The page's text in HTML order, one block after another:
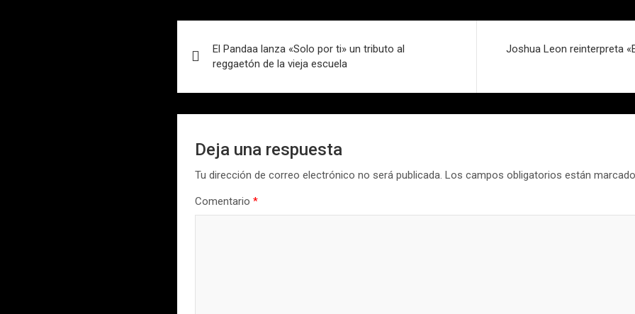
de
entradas
El Pandaa lanza «Solo por ti» un tributo al
reggaetón de la vieja escuela
Joshua Leon reinterpreta
Deja una respuesta
Tu dirección de correo electrónico no será publicada. Los campos obligatorios están
Comentario*